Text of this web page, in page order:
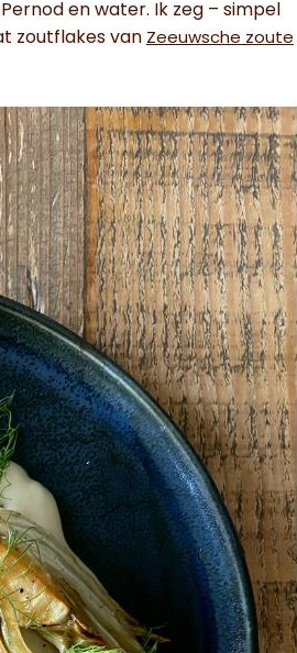
en water. Ik zeg – simpel
zoutflakes van Zeeuwsche zoute